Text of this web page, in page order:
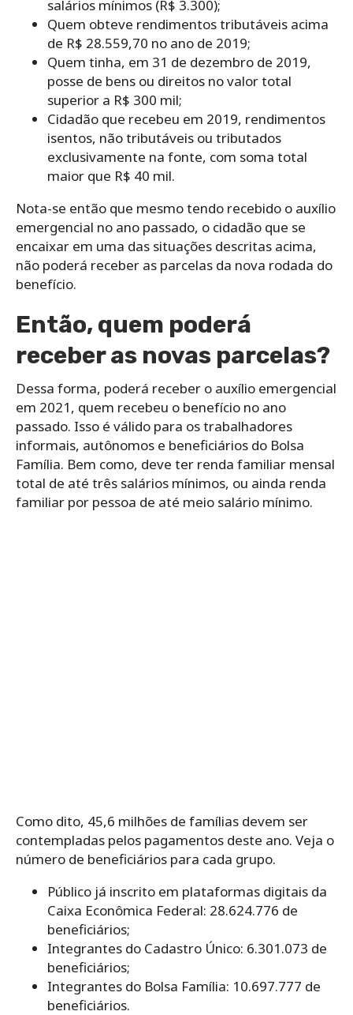
salários mínimos (R$ 3.300);
Quem obteve rendimentos tributáveis acima
de R$ 28.559,70 no ano de 2019;
Quem tinha, em 31 de dezembro de 2019,
posse de bens ou direitos no valor total
superior a R$ 300 mil;
Cidadão que recebeu em 2019, rendimentos
isentos, não tributáveis ou tributados
exclusivamente na fonte, com soma total
maior que R$ 40 mil.
Nota-se então que mesmo tendo recebido o auxílio
emergencial no ano passado, o cidadão que se
encaixar em uma das situações descritas acima,
não poderá receber as parcelas da nova rodada do
benefício.
Então, quem poderá
receber as novas parcelas?
Dessa forma, poderá receber o auxílio emergencial
em 2021, quem recebeu o benefício no ano
passado. Isso é válido para os trabalhadores
informais, autônomos e beneficiários do Bolsa
Família. Bem como, deve ter renda familiar mensal
total de até três salários mínimos, ou ainda renda
familiar por pessoa de até meio salário mínimo.
Como dito, 45,6 milhões de famílias devem ser
contempladas pelos pagamentos deste ano. Veja o
número de beneficiários para cada grupo.
Público já inscrito em plataformas digitais da
Caixa Econômica Federal: 28.624.776 de
beneficiários;
Integrantes do Cadastro Único: 6.301.073 de
beneficiários;
Integrantes do Bolsa Família: 10.697.777 de
beneficiários.